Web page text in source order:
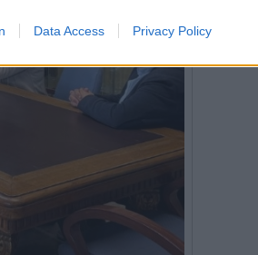
Data Access Privacy Policy